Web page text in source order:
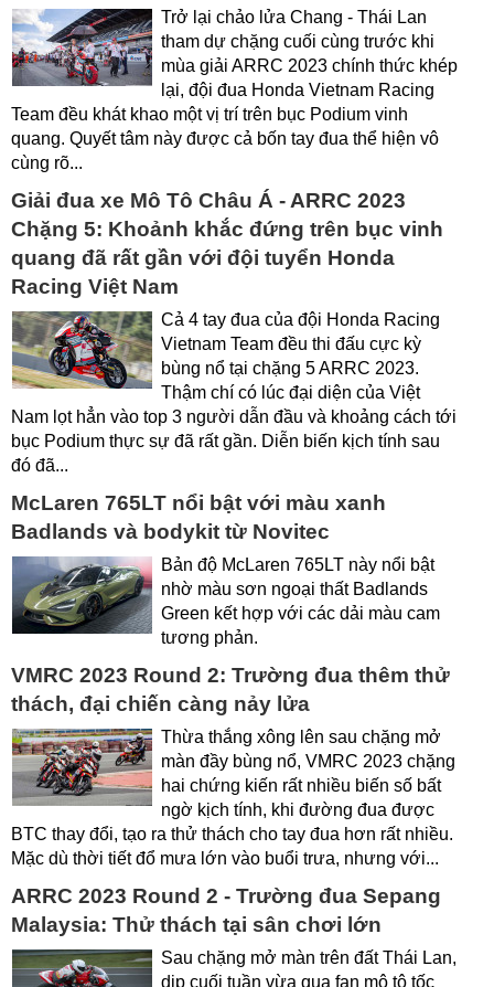
Trở lại chảo lửa Chang - Thái Lan
tham dự chặng cuối cùng trước khi
mùa giải ARRC 2023 chính thức khép
lại, đội đua Honda Vietnam Racing
Team đều khát khao một vị trí trên bục Podium vinh
quang. Quyết tâm này được cả bốn tay đua thể hiện vô
cùng rõ...
Giải đua xe Mô Tô Châu Á - ARRC 2023
Chặng 5: Khoảnh khắc đứng trên bục vinh
quang đã rất gần với đội tuyển Honda
Racing Việt Nam
Cả 4 tay đua của đội Honda Racing
Vietnam Team đều thi đấu cực kỳ
bùng nổ tại chặng 5 ARRC 2023.
Thậm chí có lúc đại diện của Việt
Nam lọt hẳn vào top 3 người dẫn đầu và khoảng cách tới
bục Podium thực sự đã rất gần. Diễn biến kịch tính sau
đó đã...
McLaren 765LT nổi bật với màu xanh
Badlands và bodykit từ Novitec
Bản độ McLaren 765LT này nổi bật
nhờ màu sơn ngoại thất Badlands
Green kết hợp với các dải màu cam
tương phản.
VMRC 2023 Round 2: Trường đua thêm thử
thách, đại chiến càng nảy lửa
Thừa thắng xông lên sau chặng mở
màn đầy bùng nổ, VMRC 2023 chặng
hai chứng kiến rất nhiều biến số bất
ngờ kịch tính, khi đường đua được
BTC thay đổi, tạo ra thử thách cho tay đua hơn rất nhiều.
Mặc dù thời tiết đổ mưa lớn vào buổi trưa, nhưng với...
ARRC 2023 Round 2 - Trường đua Sepang
Malaysia: Thử thách tại sân chơi lớn
Sau chặng mở màn trên đất Thái Lan,
dịp cuối tuần vừa qua fan mô tô tốc